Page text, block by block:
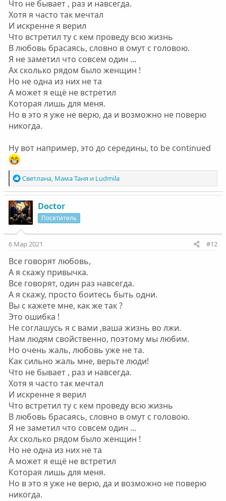
Что не бывает , раз и навсегда.
Хотя я часто так мечтал
И искренне я верил
Что встретил ту с кем проведу всю жизнь
В любовь брасаясь, словно в омут с головою.
Я не заметил что совсем один ...
Ах сколько рядом было женщин !
Но не одна из них не та
А может я ещё не встретил
Которая лишь для меня.
Но в это я уже не верю, да и возможно не поверю
никогда.
Ну вот например, это до середины, to be continued
Р
е
а
к
ц
и
и
:
Светлана, Мама Таняи Ludmila
Doctor
Посетитель
6 Мар 2021 #12
Все говорят любовь,
А я скажу привычка.
Все говорят, один раз навсегда.
А я скажу, просто боитесь быть одни.
Вы с кажете мне, как же так ?
Это ошибка !
Не соглашусь я с вами ,ваша жизнь во лжи.
Нам людям свойственно, поэтому мы любим.
Но очень жаль, любовь уже не та.
Как сильно жаль мне, верьте люди!
Что не бывает , раз и навсегда.
Хотя я часто так мечтал
И искренне я верил
Что встретил ту с кем проведу всю жизнь
В любовь брасаясь, словно в омут с головою.
Я не заметил что совсем один ...
Ах сколько рядом было женщин !
Но не одна из них не та
А может я ещё не встретил
Которая лишь для меня.
Но в это я уже не верю, да и возможно не поверю
никогда.